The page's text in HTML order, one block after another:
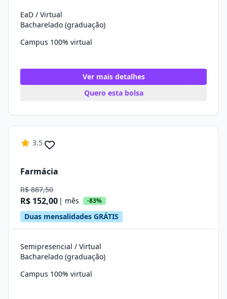
EaD / Virtual
Bacharelado (graduação)
Campus 100% virtual
Ver mais detalhes
Quero esta bolsa
3.5
Farmácia
R$ 887,50
R$ 152,00 | mês -83%
Duas mensalidades GRÁTIS
Semipresencial / Virtual
Bacharelado (graduação)
Campus 100% virtual